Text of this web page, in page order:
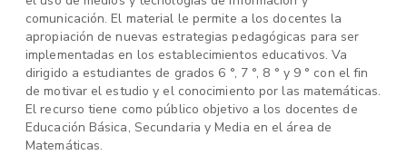
comunicación. El material le permite a los docentes la
apropiación de nuevas estrategias pedagógicas para ser
implementadas en los establecimientos educativos. Va
dirigido a estudiantes de grados 6 °, 7 °, 8 ° y 9 ° con el fin
de motivar el estudio y el conocimiento por las matemáticas.
El recurso tiene como público objetivo a los docentes de
Educación Básica, Secundaria y Media en el área de
Matemáticas.